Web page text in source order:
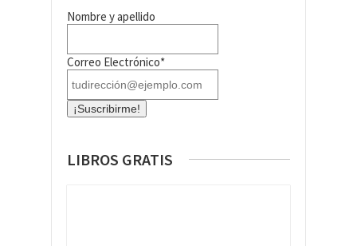
Nombre y apellido
Correo Electrónico*
LIBROS GRATIS